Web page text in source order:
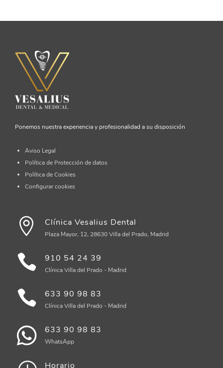
Ponemos nuestra experiencia y profesionalidad a su disposición
Aviso Legal
Política de Protección de datos
Política de Cookies
Configurar cookies
Clínica Vesalius Dental
Plaza Mayor, 12, 28630 Villa del Prado, Madrid
910 54 24 39
Clínica Villa del Prado - Madrid
633 90 98 83
Clínica Villa del Prado - Madrid
633 90 98 83
WhatsApp
Horario